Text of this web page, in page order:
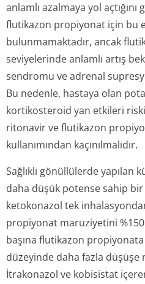
anlamlı azalmaya yol
flutikazon propiyonat için bu
bulunmamaktadır, ancak
seviyelerinde anlamlı artış
sendromu ve adrenal
Bu nedenle, hastaya olan
kortikosteroid yan etkileri
ritonavir ve flutikazon
kullanımından kaçınılmalıdır.
Sağlıklı gönüllülerde yapılan
daha düşük potense sahip
ketokonazol tek
propiyonat maruziyetini %150
başına flutikazon
düzeyinde daha fazla
İtrakonazol ve kobisistat